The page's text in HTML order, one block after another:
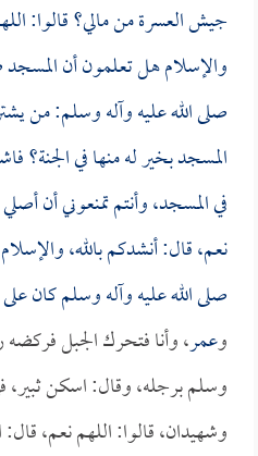
جيش العسرة من مالي؟ قالوا:
والإسلام هل تعلمون أن
صلى الله عليه وآله وسلم: من
المسجد بخير له منها في الجنة؟
في المسجد، وأنتم تمنعوني أن
نعم، قال: أنشدكم بالله،
صلى الله عليه وآله وسلم كان
وعمر، وأنا فتحرك الجبل فركضه
وسلم برجله، وقال: اسكن ثبير،
وشهيدان، قالوا: اللهم نعم،